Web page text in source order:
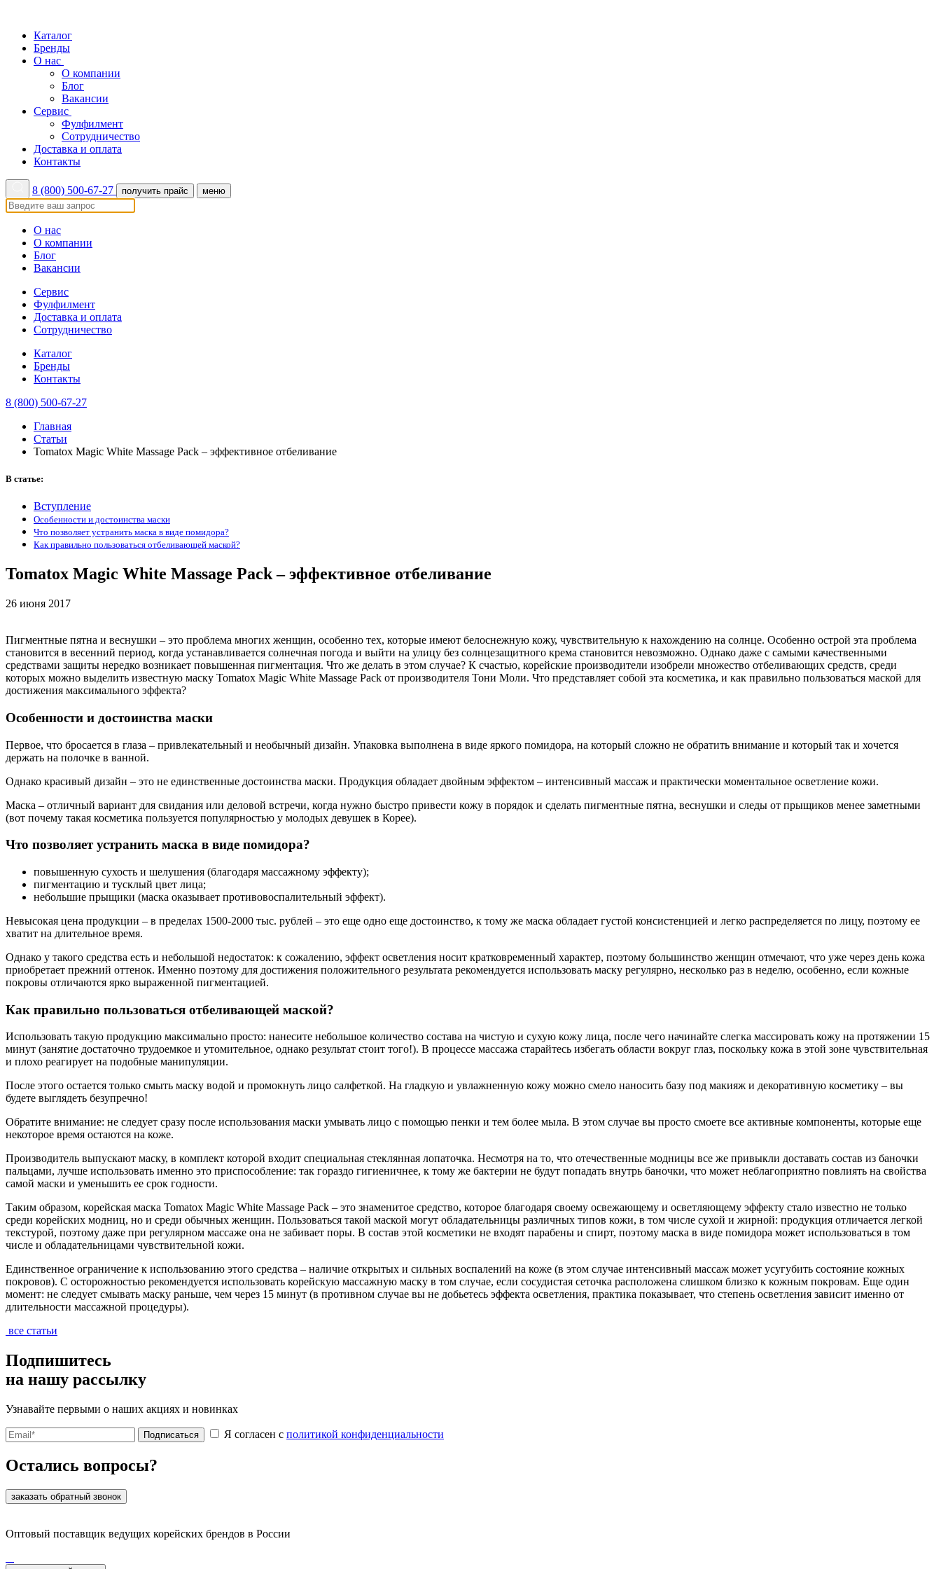
Каталог
Бренды
О нас
О компании
Блог
Вакансии
Сервис
Фулфилмент
Сотрудничество
Доставка и оплата
Контакты
8 (800) 500-67-27 получить прайс меню
О нас
О компании
Блог
Вакансии
Сервис
Фулфилмент
Доставка и оплата
Сотрудничество
Каталог
Бренды
Контакты
8 (800) 500-67-27
Главная
Статьи
Tomatox Magic White Massage Pack – эффективное отбеливание
В статье:
Вступление
Особенности и достоинства маски
Что позволяет устранить маска в виде помидора?
Как правильно пользоваться отбеливающей маской?
Tomatox Magic White Massage Pack – эффективное отбеливание
26 июня 2017
Пигментные пятна и веснушки – это проблема многих женщин, особенно тех, которые имеют белоснежную кожу, чувствительную к нахождению на солнце. Особенно острой эта проблема
становится в весенний период, когда устанавливается солнечная погода и выйти на улицу без солнцезащитного крема становится невозможно. Однако даже с самыми качественными
средствами защиты нередко возникает повышенная пигментация. Что же делать в этом случае? К счастью, корейские производители изобрели множество отбеливающих средств, среди
которых можно выделить известную маску Tomatox Magic White Massage Pack от производителя Тони Моли. Что представляет собой эта косметика, и как правильно пользоваться маской для
достижения максимального эффекта?
Особенности и достоинства маски
Первое, что бросается в глаза – привлекательный и необычный дизайн. Упаковка выполнена в виде яркого помидора, на который сложно не обратить внимание и который так и хочется
держать на полочке в ванной.
Однако красивый дизайн – это не единственные достоинства маски. Продукция обладает двойным эффектом – интенсивный массаж и практически моментальное осветление кожи.
Маска – отличный вариант для свидания или деловой встречи, когда нужно быстро привести кожу в порядок и сделать пигментные пятна, веснушки и следы от прыщиков менее заметными
(вот почему такая косметика пользуется популярностью у молодых девушек в Корее).
Что позволяет устранить маска в виде помидора?
повышенную сухость и шелушения (благодаря массажному эффекту);
пигментацию и тусклый цвет лица;
небольшие прыщики (маска оказывает противовоспалительный эффект).
Невысокая цена продукции – в пределах 1500-2000 тыс. рублей – это еще одно еще достоинство, к тому же маска обладает густой консистенцией и легко распределяется по лицу, поэтому ее
хватит на длительное время.
Однако у такого средства есть и небольшой недостаток: к сожалению, эффект осветления носит кратковременный характер, поэтому большинство женщин отмечают, что уже через день кожа
приобретает прежний оттенок. Именно поэтому для достижения положительного результата рекомендуется использовать маску регулярно, несколько раз в неделю, особенно, если кожные
покровы отличаются ярко выраженной пигментацией.
Как правильно пользоваться отбеливающей маской?
Использовать такую продукцию максимально просто: нанесите небольшое количество состава на чистую и сухую кожу лица, после чего начинайте слегка массировать кожу на протяжении 15
минут (занятие достаточно трудоемкое и утомительное, однако результат стоит того!). В процессе массажа старайтесь избегать области вокруг глаз, поскольку кожа в этой зоне чувствительная
и плохо реагирует на подобные манипуляции.
После этого остается только смыть маску водой и промокнуть лицо салфеткой. На гладкую и увлажненную кожу можно смело наносить базу под макияж и декоративную косметику – вы
будете выглядеть безупречно!
Обратите внимание: не следует сразу после использования маски умывать лицо с помощью пенки и тем более мыла. В этом случае вы просто смоете все активные компоненты, которые еще
некоторое время остаются на коже.
Производитель выпускают маску, в комплект которой входит специальная стеклянная лопаточка. Несмотря на то, что отечественные модницы все же привыкли доставать состав из баночки
пальцами, лучше использовать именно это приспособление: так гораздо гигиеничнее, к тому же бактерии не будут попадать внутрь баночки, что может неблагоприятно повлиять на свойства
самой маски и уменьшить ее срок годности.
Таким образом, корейская маска Tomatox Magic White Massage Pack – это знаменитое средство, которое благодаря своему освежающему и осветляющему эффекту стало известно не только
среди корейских модниц, но и среди обычных женщин. Пользоваться такой маской могут обладательницы различных типов кожи, в том числе сухой и жирной: продукция отличается легкой
текстурой, поэтому даже при регулярном массаже она не забивает поры. В состав этой косметики не входят парабены и спирт, поэтому маска в виде помидора может использоваться в том
числе и обладательницами чувствительной кожи.
Единственное ограничение к использованию этого средства – наличие открытых и сильных воспалений на коже (в этом случае интенсивный массаж может усугубить состояние кожных
покровов). С осторожностью рекомендуется использовать корейскую массажную маску в том случае, если сосудистая сеточка расположена слишком близко к кожным покровам. Еще один
момент: не следует смывать маску раньше, чем через 15 минут (в противном случае вы не добьетесь эффекта осветления, практика показывает, что степень осветления зависит именно от
длительности массажной процедуры).
все статьи
Подпишитесь
на нашу рассылку
Узнавайте первыми о наших акциях и новинках
Подписаться Я согласен с политикой конфиденциальности
Остались вопросы?
заказать обратный звонок
Оптовый поставщик ведущих корейских брендов в России